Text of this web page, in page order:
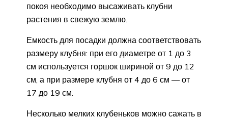
покоя необходимо высаживать клубни
растения в свежую землю.
Емкость для посадки должна соответствовать
размеру клубня: при его диаметре от 1 до 3
см используется горшок шириной от 9 до 12
см, а при размере клубня от 4 до 6 см — от
17 до 19 см.
Несколько мелких клубеньков можно сажать в